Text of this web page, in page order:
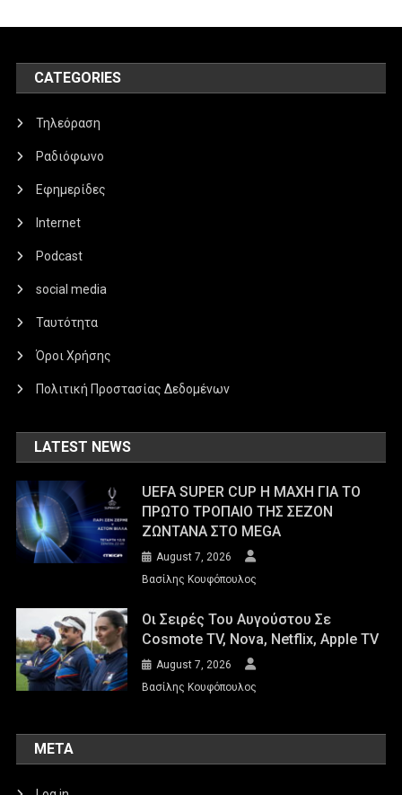
CATEGORIES
Τηλεόραση
Ραδιόφωνο
Εφημερίδες
Internet
Podcast
social media
Ταυτότητα
Όροι Χρήσης
Πολιτική Προστασίας Δεδομένων
LATEST NEWS
UEFA SUPER CUP Η ΜΑΧΗ ΓΙΑ ΤΟ
ΠΡΩΤΟ ΤΡΟΠΑΙΟ ΤΗΣ ΣΕΖΟΝ
ΖΩΝΤΑΝΑ ΣΤΟ MEGA
August 7, 2026
Βασίλης Κουφόπουλος
Οι Σειρές Του Αυγούστου Σε
Cosmote TV, Nova, Netflix, Apple TV
August 7, 2026
Βασίλης Κουφόπουλος
META